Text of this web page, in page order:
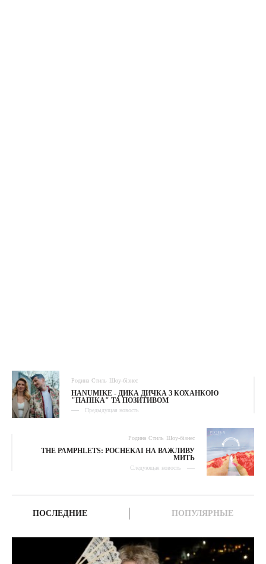
Родина Стиль Шоу-бізнес
HANUMIKE - ДИКА ДИЧКА З КОХАНКОЮ
"ПАПІКА" ТА ПОЗИТИВОМ
Предыдущая новость
Родина Стиль Шоу-бізнес
THE PAMPHLETS: POCHEKAI НА ВАЖЛИВУ
МИТЬ
Следующая новость
ПОСЛЕДНИЕ ПОПУЛЯРНЫЕ